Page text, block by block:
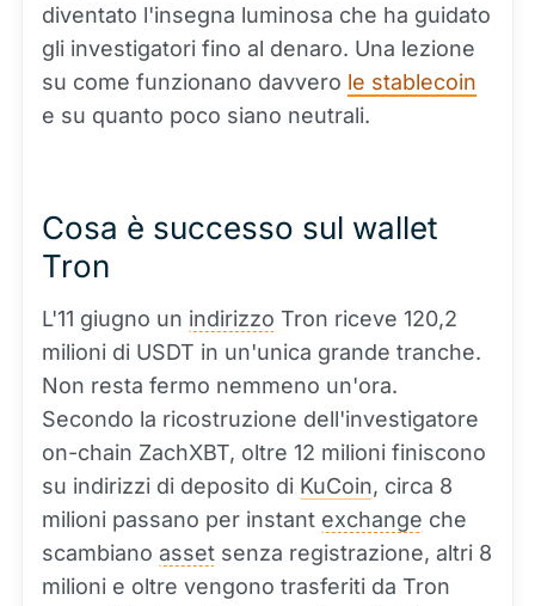
diventato l'insegna luminosa che ha guidato
gli investigatori fino al denaro. Una lezione
su come funzionano davvero le stablecoin
e su quanto poco siano neutrali.
Cosa è successo sul wallet
Tron
L'11 giugno un indirizzo Tron riceve 120,2
milioni di USDT in un'unica grande tranche.
Non resta fermo nemmeno un'ora.
Secondo la ricostruzione dell'investigatore
on-chain ZachXBT, oltre 12 milioni finiscono
su indirizzi di deposito di KuCoin, circa 8
milioni passano per instant exchange che
scambiano asset senza registrazione, altri 8
milioni e oltre vengono trasferiti da Tron